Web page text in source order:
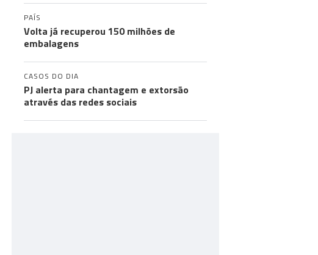
PAÍS
Volta já recuperou 150 milhões de
embalagens
CASOS DO DIA
PJ alerta para chantagem e extorsão
através das redes sociais